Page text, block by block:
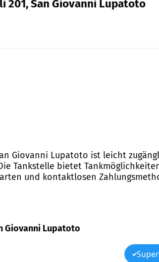
201, San Giovanni Lupatoto
Giovanni Lupatoto ist leicht
Tankstelle bietet
und kontaktlosen
Giovanni Lupatoto